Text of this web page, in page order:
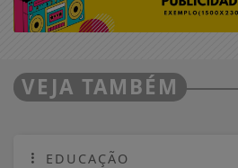
VEJA TAMBÉM
EDUCAÇÃO